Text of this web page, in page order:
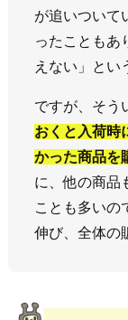
が追いついて
ったこともあ
えない」とい
ですが、そう
おくと入荷時
かった商品を
に、他の商品
ことも多いの
伸び、全体の